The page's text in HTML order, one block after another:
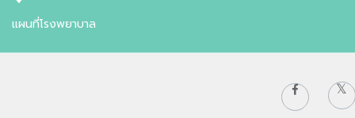
แผนที่โรงพยาบาล